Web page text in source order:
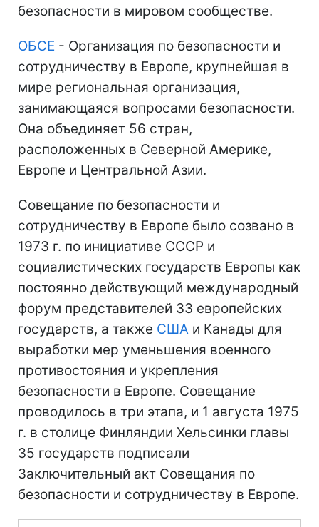
безопасности в мировом сообществе.
ОБСЕ - Организация по безопасности и
сотрудничеству в Европе, крупнейшая в
мире региональная организация,
занимающаяся вопросами безопасности.
Она объединяет 56 стран,
расположенных в Северной Америке,
Европе и Центральной Азии.
Совещание по безопасности и
сотрудничеству в Европе было созвано в
1973 г. по инициативе СССР и
социалистических государств Европы как
постоянно действующий международный
форум представителей 33 европейских
государств, а также США и Канады для
выработки мер уменьшения военного
противостояния и укрепления
безопасности в Европе. Совещание
проводилось в три этапа, и 1 августа 1975
г. в столице Финляндии Хельсинки главы
35 государств подписали
Заключительный акт Совещания по
безопасности и сотрудничеству в Европе.